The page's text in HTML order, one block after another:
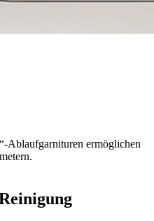
Ablaufgarnituren ermöglichen